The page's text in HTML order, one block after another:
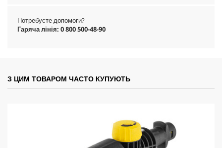
t
r
Потребуєте допомоги?
Гаряча лінія: 0 800 500-48-90
З ЦИМ ТОВАРОМ ЧАСТО КУПУЮТЬ